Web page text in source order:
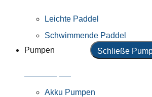
Leichte Paddel
Schwimmende Paddel
Pumpen
Schließe
Akku Pumpen